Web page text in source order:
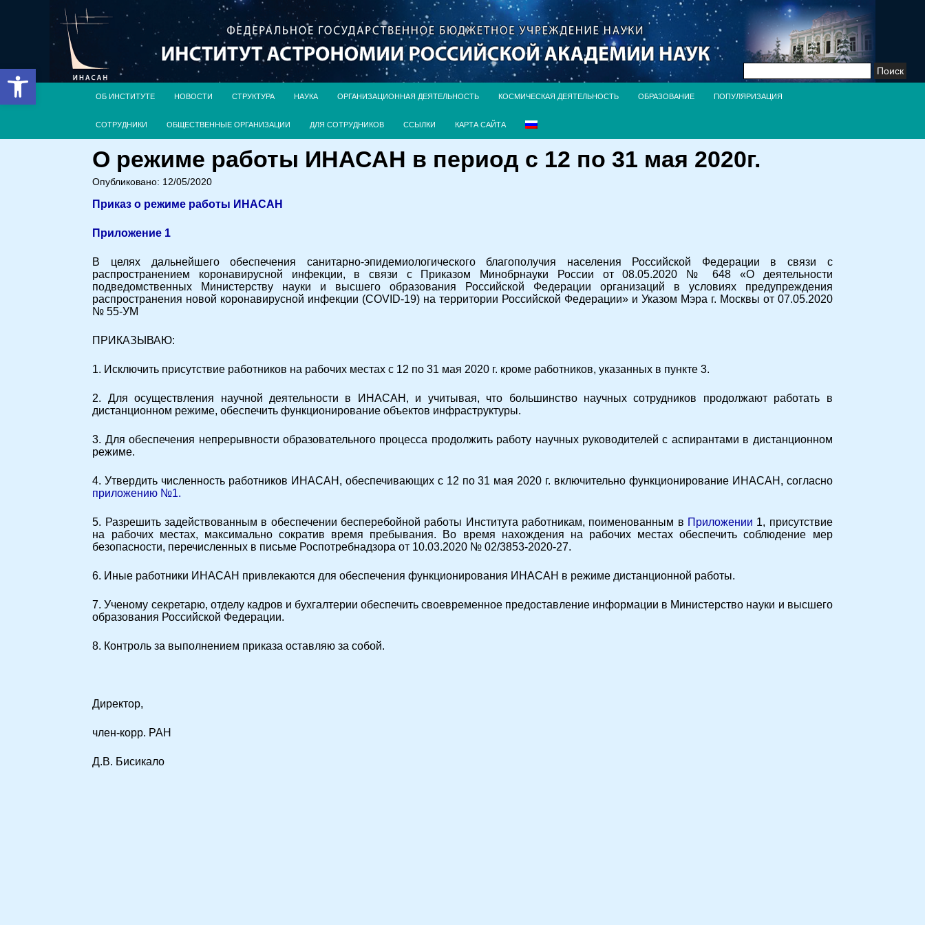
Открыть панель инструментов Найти:
ОБ ИНСТИТУТЕ НОВОСТИ СТРУКТУРА НАУКА ОРГАНИЗАЦИОННАЯ ДЕЯТЕЛЬНОСТЬ КОСМИЧЕСКАЯ ДЕЯТЕЛЬНОСТЬ ОБРАЗОВАНИЕ ПОПУЛЯРИЗАЦИЯ
СОТРУДНИКИ ОБЩЕСТВЕННЫЕ ОРГАНИЗАЦИИ ДЛЯ СОТРУДНИКОВ ССЫЛКИ КАРТА САЙТА
О режиме работы ИНАСАН в период с 12 по 31 мая 2020г.
Опубликовано: 12/05/2020
Приказ о режиме работы ИНАСАН
Приложение 1
В целях дальнейшего обеспечения санитарно-эпидемиологического благополучия населения Российской Федерации в связи с
распространением коронавирусной инфекции, в связи с Приказом Минобрнауки России от 08.05.2020 № 648 «О деятельности
подведомственных Министерству науки и высшего образования Российской Федерации организаций в условиях предупреждения
распространения новой коронавирусной инфекции (COVID-19) на территории Российской Федерации» и Указом Мэра г. Москвы от 07.05.2020
№ 55-УМ
ПРИКАЗЫВАЮ:
1. Исключить присутствие работников на рабочих местах с 12 по 31 мая 2020 г. кроме работников, указанных в пункте 3.
2. Для осуществления научной деятельности в ИНАСАН, и учитывая, что большинство научных сотрудников продолжают работать в
дистанционном режиме, обеспечить функционирование объектов инфраструктуры.
3. Для обеспечения непрерывности образовательного процесса продолжить работу научных руководителей с аспирантами в дистанционном
режиме.
4. Утвердить численность работников ИНАСАН, обеспечивающих с 12 по 31 мая 2020 г. включительно функционирование ИНАСАН, согласно
приложению №1.
5. Разрешить задействованным в обеспечении бесперебойной работы Института работникам, поименованным в Приложении 1, присутствие
на рабочих местах, максимально сократив время пребывания. Во время нахождения на рабочих местах обеспечить соблюдение мер
безопасности, перечисленных в письме Роспотребнадзора от 10.03.2020 № 02/3853-2020-27.
6. Иные работники ИНАСАН привлекаются для обеспечения функционирования ИНАСАН в режиме дистанционной работы.
7. Ученому секретарю, отделу кадров и бухгалтерии обеспечить своевременное предоставление информации в Министерство науки и высшего
образования Российской Федерации.
8. Контроль за выполнением приказа оставляю за собой.
Директор,
член-корр. РАН
Д.В. Бисикало